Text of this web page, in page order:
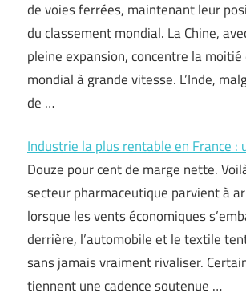
de voies ferrées, maintenant leur
du classement mondial. La Chine,
pleine expansion, concentre la moitié
mondial à grande vitesse. L’Inde,
de …
Industrie la plus rentable en France :
Douze pour cent de marge nette.
secteur pharmaceutique parvient à
lorsque les vents économiques
derrière, l’automobile et le textile
sans jamais vraiment rivaliser.
tiennent une cadence soutenue …